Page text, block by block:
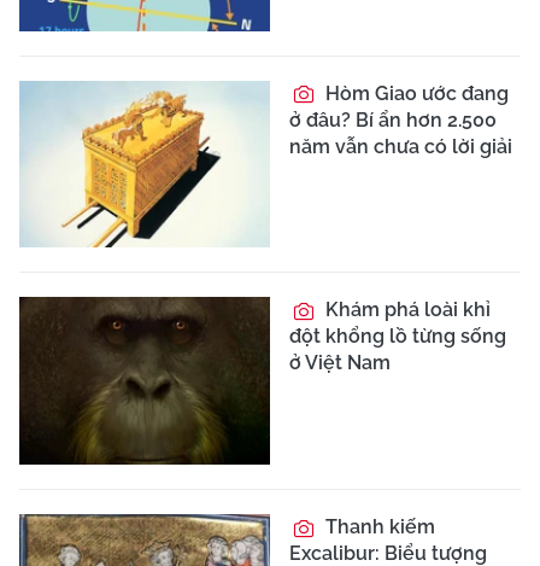
Hòm Giao ước đang
ở đâu? Bí ẩn hơn 2.500
năm vẫn chưa có lời giải
Khám phá loài khỉ
đột khổng lồ từng sống
ở Việt Nam
Thanh kiếm
Excalibur: Biểu tượng